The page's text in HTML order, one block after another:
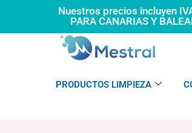
Nuestros precios incluyen
PARA CANARIAS Y
PRODUCTOS LIMPIEZA